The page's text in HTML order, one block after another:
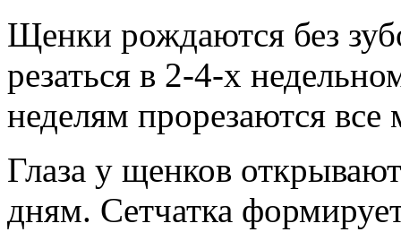
Щенки рождаются без
резаться в 2-4-х
неделям прорезаются
Глаза у щенков
дням. Сетчатка